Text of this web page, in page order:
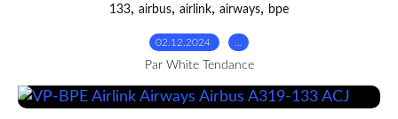
133, airbus, airlink, airways, bpe
02.12.2024
Par White Tendance